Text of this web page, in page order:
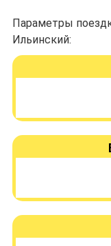
Параметры
Ильинский: